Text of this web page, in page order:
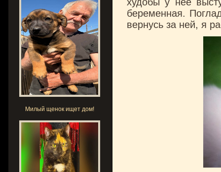
Милый щенок ищет дом!
беременная.
вернусь за ней, я